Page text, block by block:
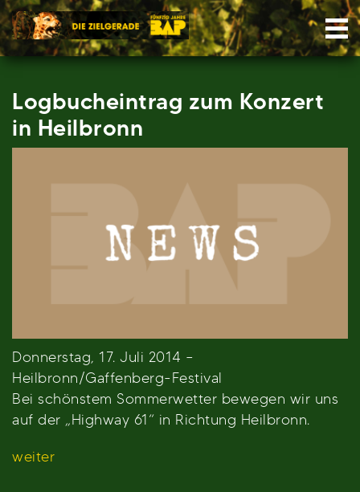
Skip
to
content
Logbucheintrag zum Konzert
in Heilbronn
Donnerstag, 17. Juli 2014 –
Heilbronn/Gaffenberg-Festival
Bei schönstem Sommerwetter bewegen wir uns
auf der „Highway 61“ in Richtung Heilbronn.
weiter